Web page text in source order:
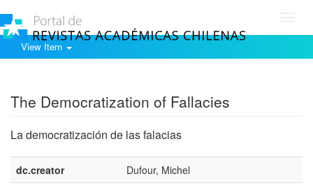
View Item
The Democratization of Fallacies
La democratización de las falacias
dc.creator
Dufour, Michel